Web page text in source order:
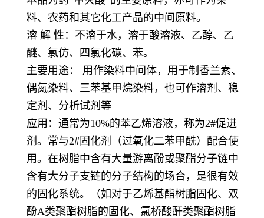
料、农药和其它化工产品的中间原料。
溶 解 性：不溶于水，溶于酸溶液、乙醇、乙
醚、氯仿、四氯化碳、苯。
主要用途： 用作染料中间体，用于制香兰素、
偶氮染料、三苯基甲烷染料，也可作溶剂、稳
定剂、分析试剂等
应用：通常为10%的苯乙烯溶液，称为2#促进
剂。常与2#固化剂（过氧化二苯甲酰）配合使
用。在树脂中含有大量游离酚或聚酯分子链中
含有大分子支链的分子结构的场合，是很有效
的固化系统。（如对于乙烯基酯树脂固化、双
酚A类聚酯树脂的固化、氯桥酸酐类聚酯树脂